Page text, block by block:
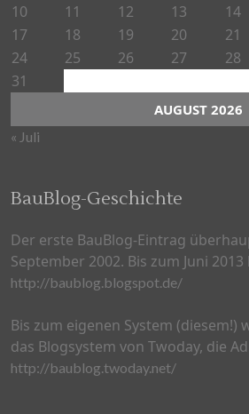
AUGUST 2026
10
11 12 13 14
17
18 19 20 21
24
25 26 27 28
31
« Juli
BauBlog-Geschichte
Der erste BauBlog-Eintrag
September 2002. Bis zum Juni
http://baublog.blogspot.de/
Bis zum eigenen System (diesem!)
das Blogsystem von Twoday, die
http://baublog.twoday.net/